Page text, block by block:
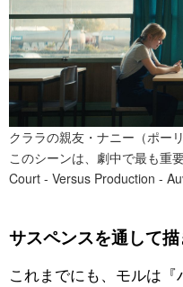
クララの親友・ナニー（ポー
このシーンは、劇中で最も
Court - Versus Production -
サスペンスを通して
これまでにも、モルは『